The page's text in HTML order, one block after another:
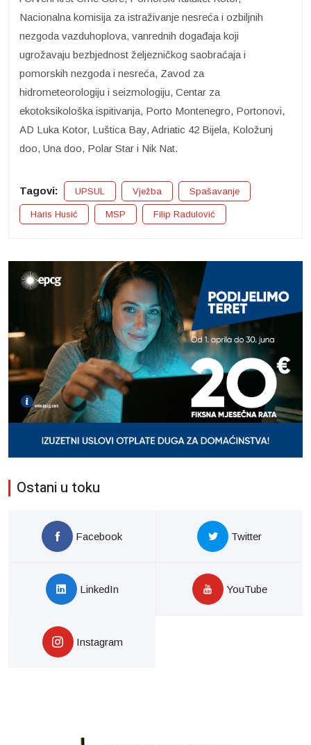
Nacionalna komisija za istraživanje nesreća i ozbiljnih
nezgoda vazduhoplova, vanrednih događaja koji
ugrožavaju bezbjednost željezničkog saobraćaja i
pomorskih nezgoda i nesreća, Zavod za
hidrometeorologiju i seizmologiju, Centar za
ekotoksikološka ispitivanja, Porto Montenegro, Portonovi,
AD Luka Kotor, Luštica Bay, Adriatic 42 Bijela, Koložunj
doo, Una doo, Polar Star i Nik Nat.
Tagovi: UPSUL Vježba Spašavanje
Haris Husić MSP Filip Radulović
Ostani u toku
Facebook Twitter
LinkedIn YouTube
Instagram